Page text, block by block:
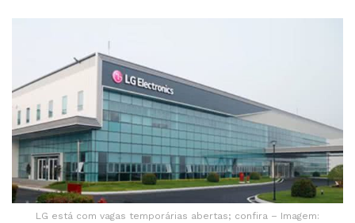
LG está com vagas temporárias abertas; confira – Imagem: